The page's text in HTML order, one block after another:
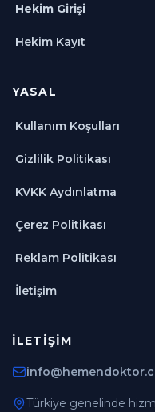
Hekim Girişi
Hekim Kayıt
YASAL
Kullanım Koşulları
Gizlilik Politikası
KVKK Aydınlatma
Çerez Politikası
Reklam Politikası
İletişim
İLETIŞIM
Türkiye genelinde